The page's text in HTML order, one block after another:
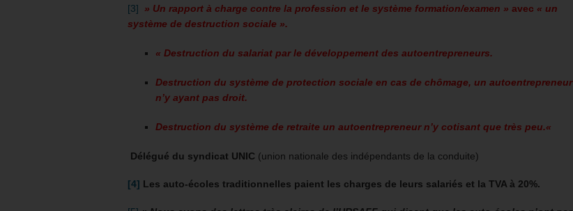
[3] » Un rapport à charge contre la profession et le système formation/examen » avec « un
système de destruction sociale ».
« Destruction du salariat par le développement des autoentrepreneurs.
Destruction du système de protection sociale en cas de chômage, un autoentrepreneur
n’y ayant pas droit.
Destruction du système de retraite un autoentrepreneur n’y cotisant que très peu.«
Délégué du syndicat UNIC (union nationale des indépendants de la conduite)
[4] Les auto-écoles traditionnelles paient les charges de leurs salariés et la TVA à 20%.